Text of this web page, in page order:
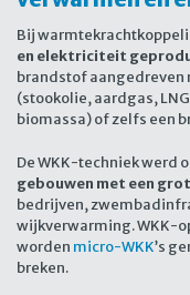
Bij
en elektriciteit
brandstof aangedreven
(stookolie, aardgas,
biomassa) of zelfs een
De WKK-techniek werd
gebouwen met een
bedrijven,
wijkverwarming. WKK-
worden micro-WKK’s
breken.